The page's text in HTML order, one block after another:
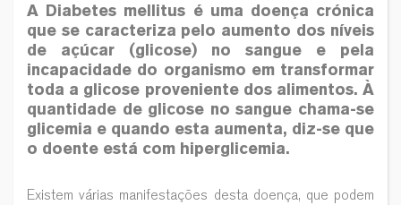
A Diabetes mellitus é uma doença crónica
que se caracteriza pelo aumento dos níveis
de açúcar (glicose) no sangue e pela
incapacidade do organismo em transformar
toda a glicose proveniente dos alimentos. À
quantidade de glicose no sangue chama-se
glicemia e quando esta aumenta, diz-se que
o doente está com hiperglicemia.
Existem várias manifestações desta doença, que podem